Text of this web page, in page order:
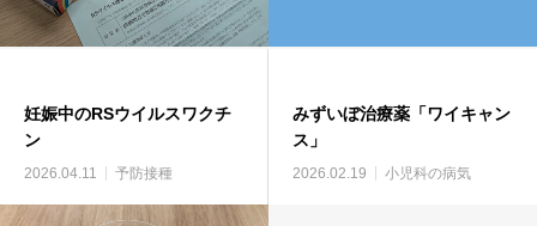
妊娠中のRSウイルスワクチ
ン
2026.04.11 予防接種
みずいぼ治療薬「ワイキャン
ス」
2026.02.19 小児科の病気